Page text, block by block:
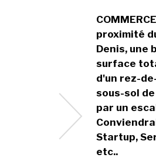
proximité
Denis, une
surface
d'un rez-
sous-sol
par un
Startup,
etc..